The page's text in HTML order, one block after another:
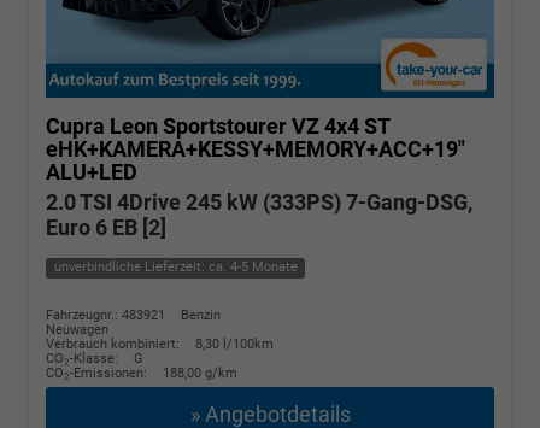
Cupra Leon SportstourerVZ 4x4 ST
eHK+KAMERA+KESSY+MEMORY+ACC+19"
ALU+LED
2.0 TSI 4Drive 245 kW (333PS) 7-Gang-DSG,
Euro 6 EB [2]
unverbindliche Lieferzeit: ca. 4-5 Monate
Fahrzeugnr.: 483921
Benzin
Neuwagen
Verbrauch kombiniert:
8,30 l/100km
CO2-Klasse:
G
CO2-Emissionen: 188,00 g/km
» Angebotdetails